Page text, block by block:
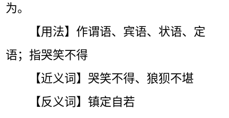
为。
【用法】作谓语、宾语、状语、定
语；指哭笑不得
【近义词】哭笑不得、狼狈不堪
【反义词】镇定自若